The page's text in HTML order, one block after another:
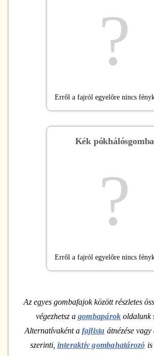
?
Erről a fajról egyelőre nincs
Kék pókhálósgomba
?
Erről a fajról egyelőre nincs
Az egyes gombafajok között részletes
végezhetsz a gombapárok oldalunk
Alternatívaként a fajlista átnézése
szerinti, interaktív gombahatározó